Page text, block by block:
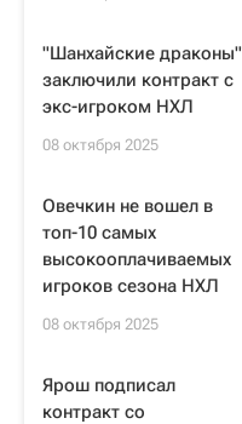
"Шанхайские драконы"
заключили контракт с
экс-игроком НХЛ
08 октября 2025
Овечкин не вошел в
топ-10 самых
высокооплачиваемых
игроков сезона НХЛ
08 октября 2025
Ярош подписал
контракт со